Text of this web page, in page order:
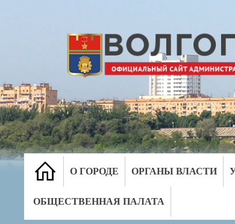
О ГОРОДЕ ОРГАНЫ ВЛАСТИ
ОБЩЕСТВЕННАЯ ПАЛАТА